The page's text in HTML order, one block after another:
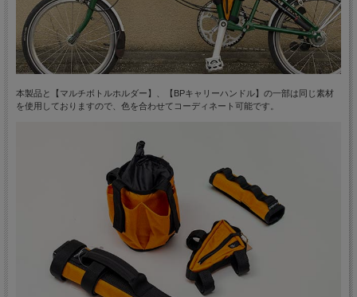
本製品と【マルチボトルホルダー】、【BPキャリーハンドル】の一部は同じ素材
を使用しておりますので、色を合わせてコーディネート可能です。